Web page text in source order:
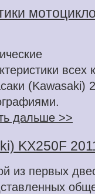
всех
(Kawasaki)
дальше >>
KX250F
из первых